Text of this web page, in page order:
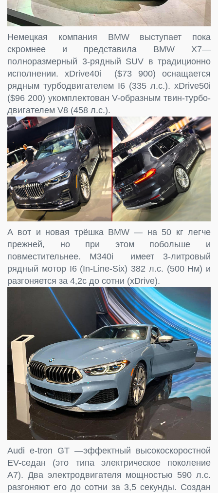
Немецкая компания BMW выступает пока
скромнее и представила BMW X7—
полноразмерный 3-рядный SUV в традиционно
исполнении. xDrive40i ($73 900) оснащается
рядным турбодвигателем I6 (335 л.с.). xDrive50i
($96 200) укомплектован V-образным твин-турбо-
двигателем V8 (458 л.с.).
А вот и новая трёшка BMW — на 50 кг легче
прежней, но при этом побольше и
повместительнее. M340i имеет 3-литровый
рядный мотор I6 (In-Line-Six) 382 л.с. (500 Нм) и
разгоняется за 4,2с до сотни (xDrive).
Audi e-tron GT —эффектный высокоскоростной
EV-седан (это типа электрическое поколение
A7). Два электродвигателя мощностью 590 л.с.
разгоняют его до сотни за 3,5 секунды. Создан